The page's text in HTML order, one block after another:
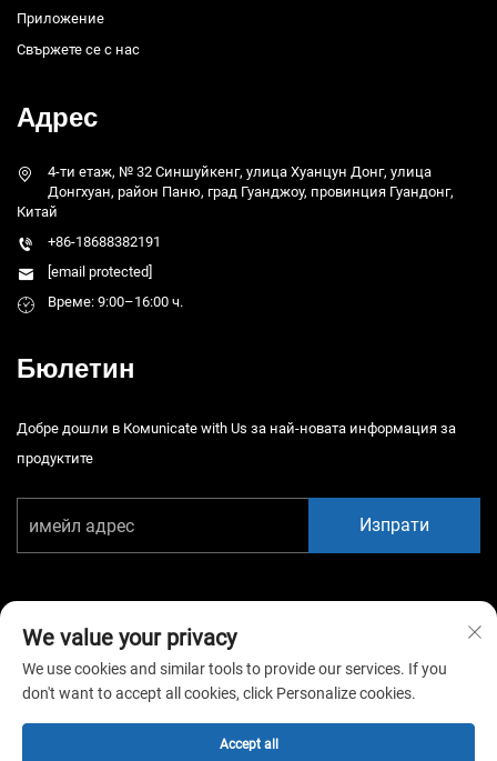
Приложение
Свържете се с нас
Адрес
4-ти етаж, № 32 Синшуйкенг, улица Хуанцун Донг, улица
Донгхуан, район Паню, град Гуанджоу, провинция Гуандонг,
Китай
+86-18688382191
[email protected]
Време: 9:00–16:00 ч.
Бюлетин
Добре дошли в Комunicate with Us за най-новата информация за
продуктите
Изпрати
Автоматично право © 2026 Китай Гуанджоу Сяотонгао Амюзмън
Бгейм Екипмънт К., Лтд. Всички права запазени. - Политика за
We value your privacy
We use cookies and similar tools to provide our services. If you
don't want to accept all cookies, click Personalize cookies.
Accept all